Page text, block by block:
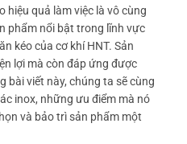
hiệu quả làm việc là vô cùng
phẩm nổi bật trong lĩnh vực
kéo của cơ khí HNT. Sản
lợi mà còn đáp ứng được
bài viết này, chúng ta sẽ cùng
inox, những ưu điểm mà nó
và bảo trì sản phẩm một